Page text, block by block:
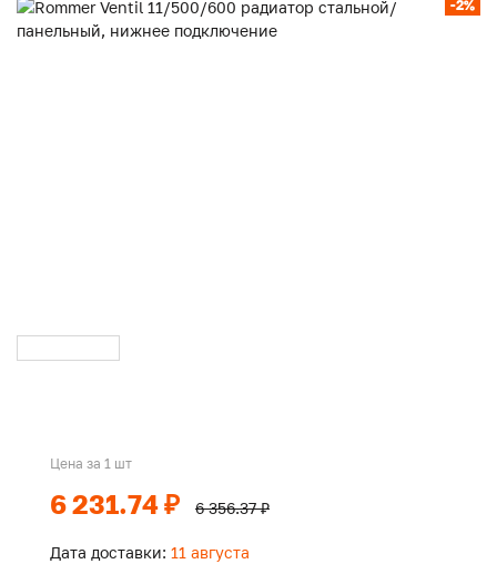
-2%
Цена за 1 шт
6 231.74 ₽ 6 356.37 ₽
Дата доставки: 11 августа